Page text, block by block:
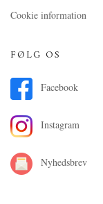
Cookie information
FØLG OS
Facebook
Instagram
Nyhedsbrev